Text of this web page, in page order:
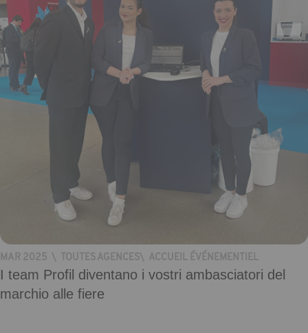
MAR 2025 \ TOUTES AGENCES\ ACCUEIL ÉVÉNEMENTIEL
I team Profil diventano i vostri ambasciatori del
marchio alle fiere